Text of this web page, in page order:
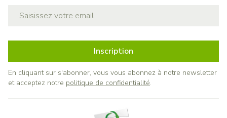
Inscription
En cliquant sur s'abonner, vous vous abonnez à notre newsletter
et acceptez notre politique de confidentialité.